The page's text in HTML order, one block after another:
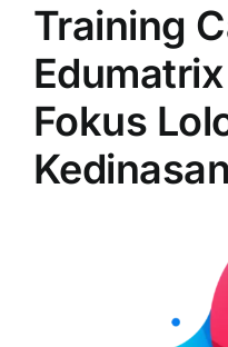
Training
Fokus
Kedinasan